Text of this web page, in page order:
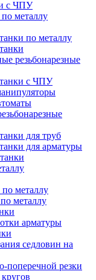
с ЧПУ
металлу
по металлу
резьбонарезные
с ЧПУ
для труб
для арматуры
по металлу
металлу
арматуры
седловин на
поперечной резки